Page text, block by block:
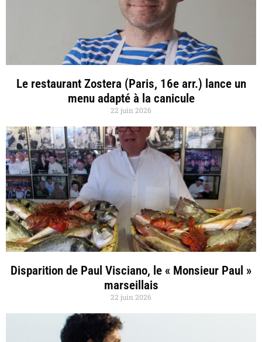
Le restaurant Zostera (Paris, 16e arr.) lance un
menu adapté à la canicule
22 juin 2026
Disparition de Paul Visciano, le « Monsieur Paul »
marseillais
22 juin 2026